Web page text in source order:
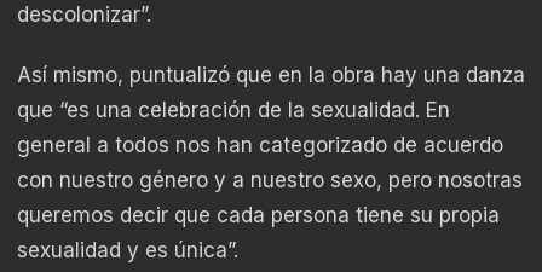
descolonizar”.
Así mismo, puntualizó que en la obra hay una danza
que “es una celebración de la sexualidad. En
general a todos nos han categorizado de acuerdo
con nuestro género y a nuestro sexo, pero nosotras
queremos decir que cada persona tiene su propia
sexualidad y es única”.